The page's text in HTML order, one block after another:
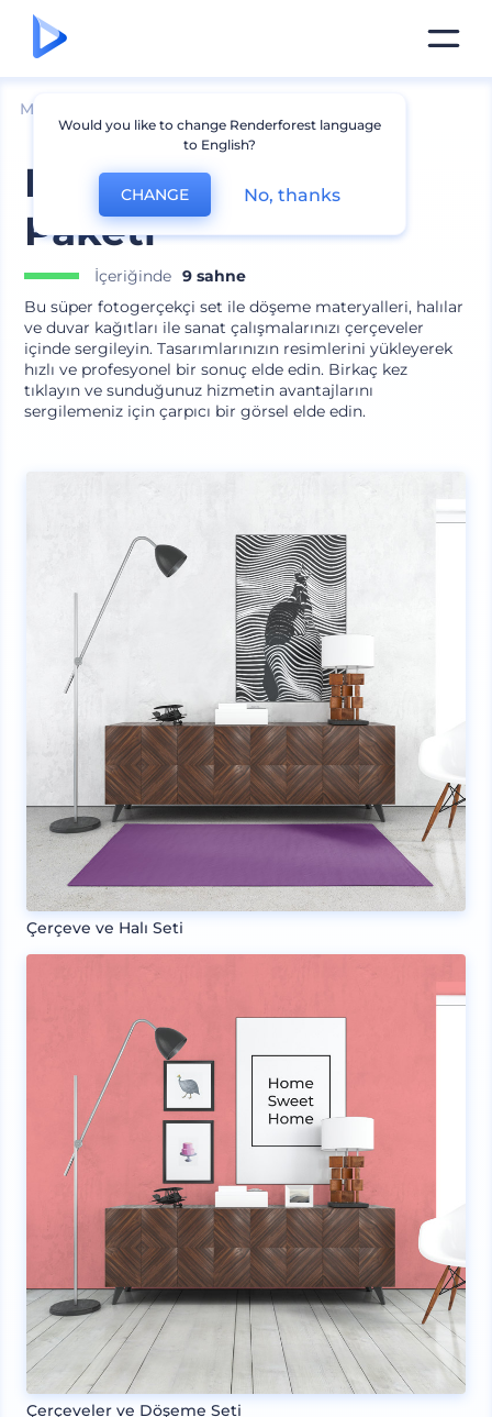
Mockuplar
Döşeme ve Duvar
Paketi
İçeriğinde 9 sahne
Bu süper fotogerçekçi set ile döşeme materyalleri, halılar
ve duvar kağıtları ile sanat çalışmalarınızı çerçeveler
içinde sergileyin. Tasarımlarınızın resimlerini yükleyerek
hızlı ve profesyonel bir sonuç elde edin. Birkaç kez
tıklayın ve sunduğunuz hizmetin avantajlarını
sergilemeniz için çarpıcı bir görsel elde edin.
Çerçeve ve Halı Seti
Çerçeveler ve Döşeme Seti
Would you like to change Renderforest language
to English?
CHANGE No, thanks